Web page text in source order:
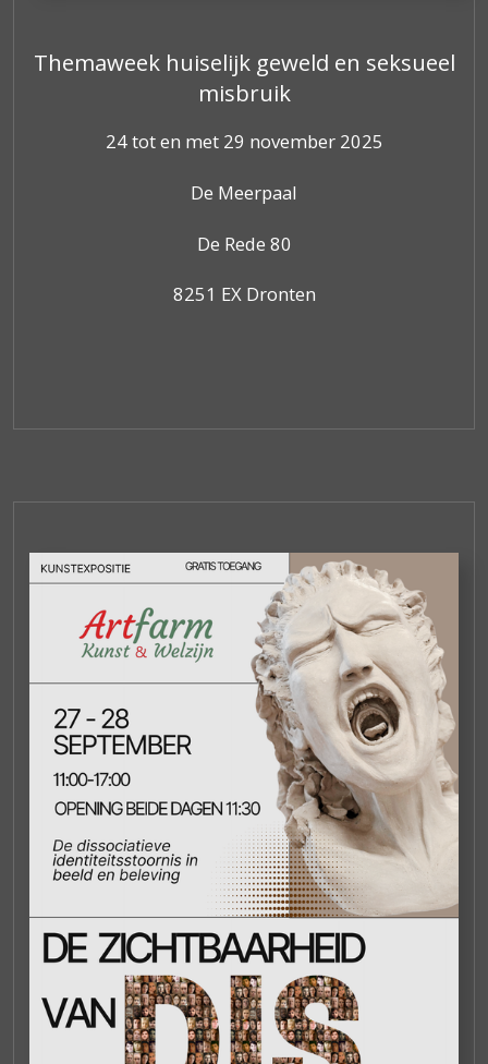
Themaweek huiselijk geweld en seksueel
misbruik
24 tot en met 29 november 2025
De Meerpaal
De Rede 80
8251 EX Dronten